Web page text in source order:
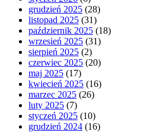
grudzień 2025 (28)
listopad 2025 (31)
październik 2025 (18)
wrzesień 2025 (31)
sierpień 2025 (2)
czerwiec 2025 (20)
maj 2025 (17)
kwiecień 2025 (16)
marzec 2025 (26)
luty 2025 (7)
styczeń 2025 (10)
grudzień 2024 (16)